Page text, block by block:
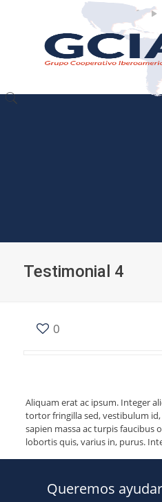
Testimonial 4
0
Aliquam erat ac ipsum. Integer
tortor fringilla sed, vestibulum
sapien massa ac turpis faucibus
lobortis quis, varius in, purus.
Queremos